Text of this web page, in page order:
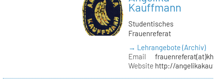
Kauffmann
Studentisches
Frauenreferat
→ Lehrangebote (Archiv)
Email
Website http://